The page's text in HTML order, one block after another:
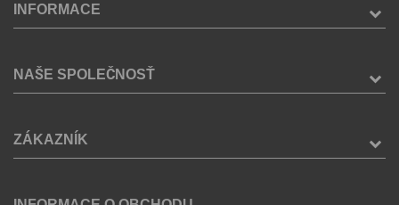
INFORMACE
NAŠE SPOLEČNOSŤ
ZÁKAZNÍK